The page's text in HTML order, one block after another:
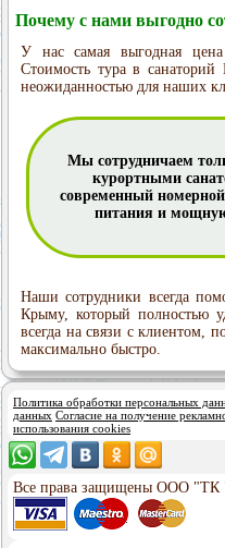
Почему с нами выгодно
У нас самая выгодная
Стоимость тура в
неожиданностью для наших
Мы сотрудничаем
курортными
современный
питания и
Наши сотрудники всегда
Крыму, который полностью
всегда на связи с клиентом,
максимально быстро.
Политика обработки персональных
данных Согласие на получение
использования cookies
Все права защищены ООО "ТК